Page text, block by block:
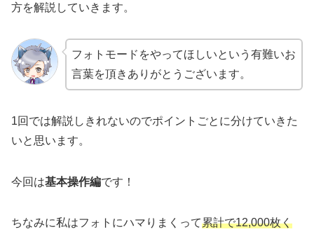
方を解説していきます。
フォトモードをやってほしいという有難いお
言葉を頂きありがとうございます。
1回では解説しきれないのでポイントごとに分けていきた
いと思います。
今回は基本操作編です！
ちなみに私はフォトにハマりまくって累計で12,000枚く